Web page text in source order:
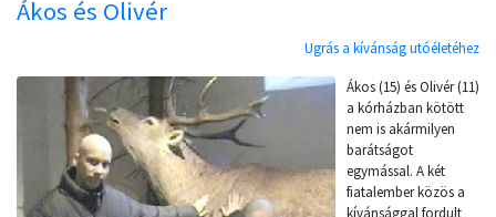
Ákos és Olivér
Ugrás a kívánság utóéletéhez
Ákos (15) és Olivér (11)
a kórházban kötött
nem is akármilyen
barátságot
egymással. A két
fiatalember közös a
kívánsággal fordult